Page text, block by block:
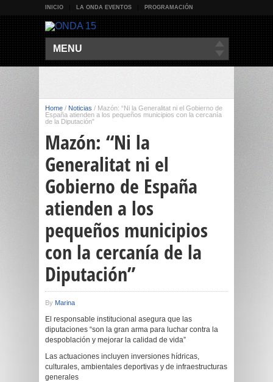
INICIO LA ONDA EVENTOS PROGRAMACIÓN
MENU
Home / Noticias / Mazón: “Ni la Generalitat ni el Gobierno de
España atienden a los pequeños municipios con la cercanía
de la Diputación”
Mazón: “Ni la
Generalitat ni el
Gobierno de España
atienden a los
pequeños municipios
con la cercanía de la
Diputación”
By Marina
El responsable institucional asegura que las
diputaciones “son la gran arma para luchar contra la
despoblación y mejorar la calidad de vida”
Las actuaciones incluyen inversiones hídricas,
culturales, ambientales deportivas y de infraestructuras
generales